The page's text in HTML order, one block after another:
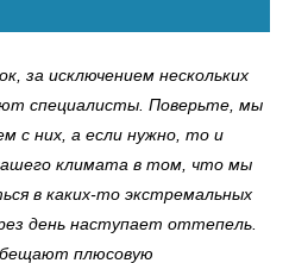
за исключением нескольких
специалисты. Поверьте, мы
с них, а если нужно, то и
климата в том, что мы
в каких-то экстремальных
день наступает оттепель.
плюсовую